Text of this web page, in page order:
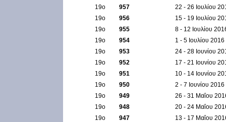
19ο
957
22 - 26 Ιουλίου
19ο
956
15 - 19 Ιουλίου
19ο
955
8 - 12 Ιουλίου
19ο
954
1 - 5 Ιουλίου 2016
19ο
953
24 - 28 Ιουνίου
19ο
952
17 - 21 Ιουνίου
19ο
951
10 - 14 Ιουνίου
19ο
950
2 - 7 Ιουνίου 2016
19ο
949
26 - 31 Μαΐου
19ο
948
20 - 24 Μαΐου
19ο
947
13 - 17 Μαΐου